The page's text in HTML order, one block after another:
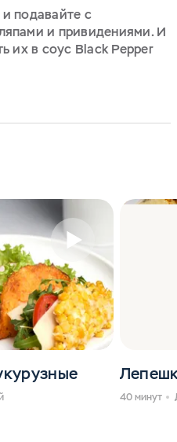
подавайте с
и привидениями. И
их в соус Black Pepper
40 минут